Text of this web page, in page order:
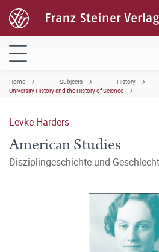
Home Subjects
History
University History and the History of Science
Levke Harders
American Studies
Disziplingeschichte und Geschlecht